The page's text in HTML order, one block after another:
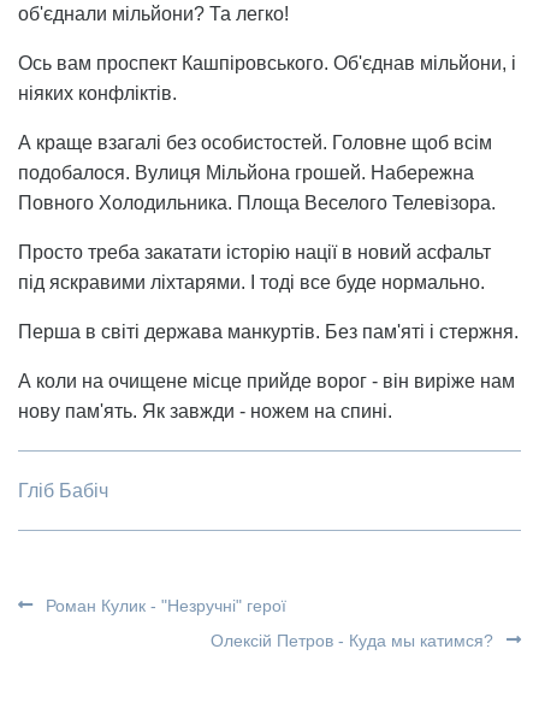
об'єднали мільйони? Та легко!
Ось вам проспект Кашпіровського. Об'єднав мільйони, і
ніяких конфліктів.
А краще взагалі без особистостей. Головне щоб всім
подобалося. Вулиця Мільйона грошей. Набережна
Повного Холодильника. Площа Веселого Телевізора.
Просто треба закатати історію нації в новий асфальт
під яскравими ліхтарями. І тоді все буде нормально.
Перша в світі держава манкуртів. Без пам'яті і стержня.
А коли на очищене місце прийде ворог - він виріже нам
нову пам'ять. Як завжди - ножем на спині.
Гліб Бабіч
Роман Кулик - "Незручні" герої
Олексій Петров - Куда мы катимся?